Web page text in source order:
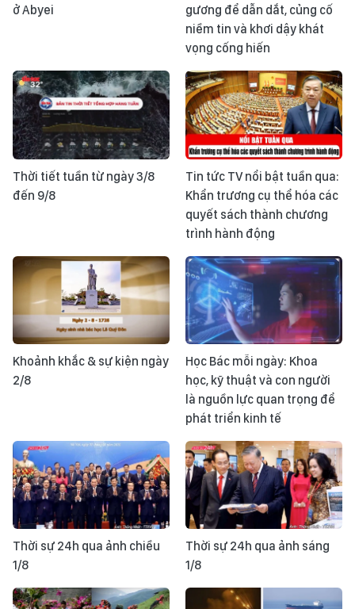
ở Abyei
gương để dẫn dắt, củng cố
niềm tin và khơi dậy khát
vọng cống hiến
Thời tiết tuần từ ngày 3/8
đến 9/8
Tin tức TV nổi bật tuần qua:
Khẩn trương cụ thể hóa các
quyết sách thành chương
trình hành động
Khoảnh khắc & sự kiện ngày
2/8
Học Bác mỗi ngày: Khoa
học, kỹ thuật và con người
là nguồn lực quan trọng để
phát triển kinh tế
Thời sự 24h qua ảnh chiều
1/8
Thời sự 24h qua ảnh sáng
1/8